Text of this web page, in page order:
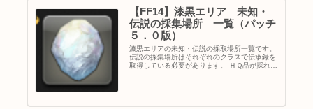
【FF14】漆黒エリア 未知・
伝説の採集場所 一覧（パッチ
５．０版）
漆黒エリアの未知・伝説の採取場所一覧です。
伝説の採集場所はそれぞれのクラスで伝承録を
取得している必要があります。 ＨＱ品が採れる